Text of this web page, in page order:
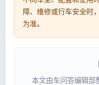
障、维修或行车安全时
为准。
本文由车问答编辑部